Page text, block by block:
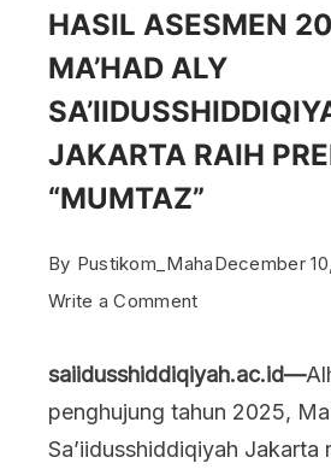
HASIL ASESMEN
MA’HAD ALY
JAKARTA RAIH
“MUMTAZ”
By Pustikom_MahaDecember
Write a Commenton
ASESMEN
2025:
MA’HAD
saiidusshiddiqiyah.ac.id—
penghujung tahun 2025,
Sa’iidusshiddiqiyah Jakarta